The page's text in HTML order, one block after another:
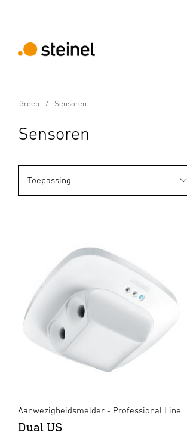
Groep Sensoren
Sensoren
Toepassing
Aanwezigheidsmelder - Professional Line
Dual US